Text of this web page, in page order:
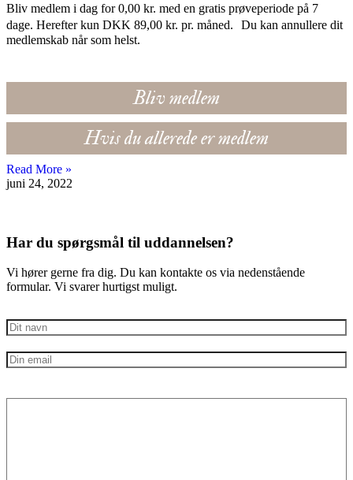
Bliv medlem i dag for 0,00 kr. med en gratis prøveperiode på 7
dage. Herefter kun DKK 89,00 kr. pr. måned. Du kan annullere dit
medlemskab når som helst.
Bliv medlem
Hvis du allerede er medlem
Read More »
juni 24, 2022
Har du spørgsmål til uddannelsen?
Vi hører gerne fra dig. Du kan kontakte os via nedenstående
formular. Vi svarer hurtigst muligt.